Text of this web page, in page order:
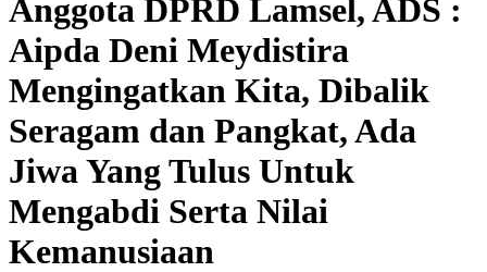
Anggota DPRD Lamsel, ADS :
Aipda Deni Meydistira
Mengingatkan Kita, Dibalik
Seragam dan Pangkat, Ada
Jiwa Yang Tulus Untuk
Mengabdi Serta Nilai
Kemanusiaan